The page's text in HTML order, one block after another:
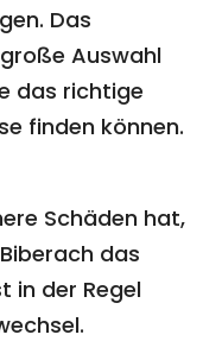
Das
Auswahl
das richtige
finden können.
Schäden hat,
das
in der Regel